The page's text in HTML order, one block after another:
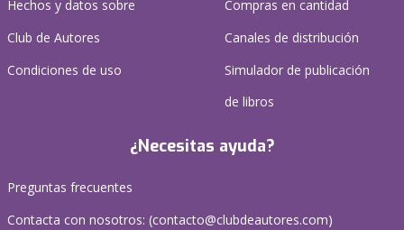
Hechos y datos sobre
Club de Autores
Condiciones de uso
Compras en cantidad
Canales de distribución
Simulador de publicación
de libros
¿Necesitas ayuda?
Preguntas frecuentes
Contacta con nosotros: (contacto@clubdeautores.com)